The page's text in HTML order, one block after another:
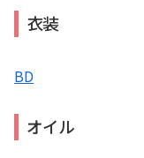
衣装
BD
オイル